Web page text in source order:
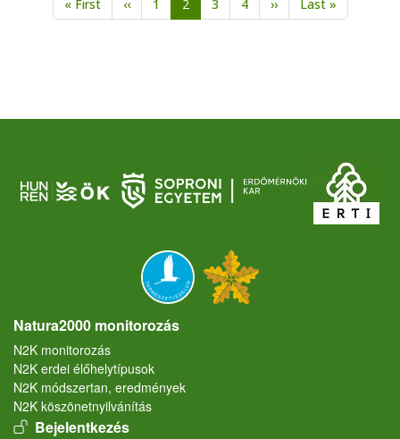
« First ‹‹ 1 2 3 4 ›› Last »
Natura2000 monitorozás
N2K monitorozás
N2K erdei élőhelytípusok
N2K módszertan, eredmények
N2K köszönetnyilvánítás
User account menu
Bejelentkezés